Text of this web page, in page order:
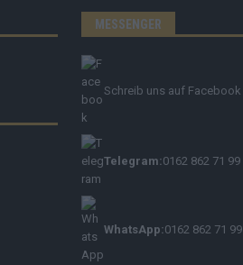
MESSENGER
Schreib uns auf Facebook
Telegram:0162 862 71 99
WhatsApp:0162 862 71 99